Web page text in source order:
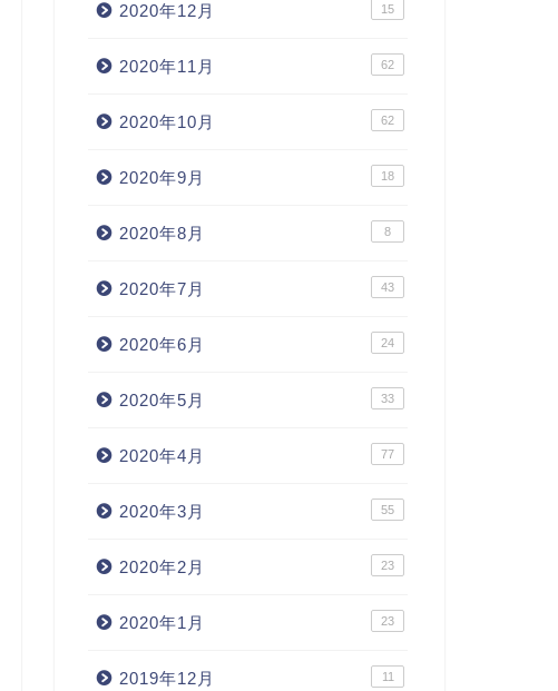
2020年12月 15
2020年11月 62
2020年10月 62
2020年9月 18
2020年8月 8
2020年7月 43
2020年6月 24
2020年5月 33
2020年4月 77
2020年3月 55
2020年2月 23
2020年1月 23
2019年12月 11